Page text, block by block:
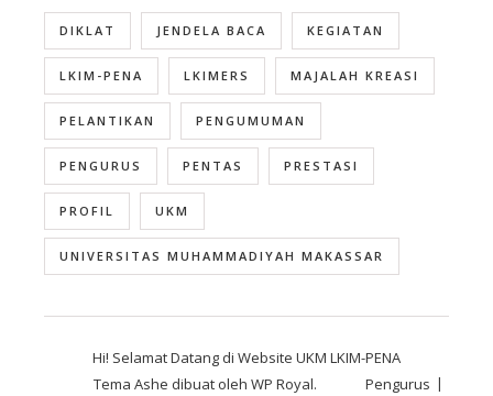
DIKLAT JENDELA BACA KEGIATAN
LKIM-PENA LKIMERS MAJALAH KREASI
PELANTIKAN PENGUMUMAN
PENGURUS PENTAS PRESTASI
PROFIL UKM
UNIVERSITAS MUHAMMADIYAH MAKASSAR
Hi! Selamat Datang di Website UKM LKIM-PENA
Pengurus
Tema Ashe dibuat oleh WP Royal.